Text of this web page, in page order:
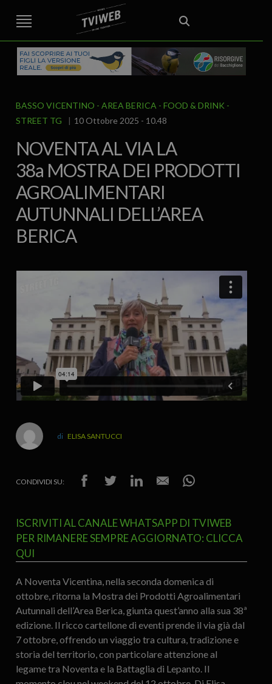
STREET TG CRONACA VENETO
VICENZA E PROVINCIA
AREA BERICA
ECONOMIA ATTUALITA’ POLITICA
EDITORIALE ITALIA E MONDO CURIOSITÀ – LIFESTYLE
CULTURA ARTE
SPORT
IL GRAFFIO FOOD & DRINK FUORIPORTA EROTICO VICENTINO
BASSO VICENTINO - AREA BERICA
FOOD & DRINK
STREET TG
10 Ottobre 2025 - 10.48
NOVENTA AL VIA LA
38a MOSTRA DEI PRODOTTI
AGROALIMENTARI
AUTUNNALI DELL’AREA
BERICA
ELISA SANTUCCI
CONDIVIDI SU:
ISCRIVITI AL CANALE WHATSAPP DI TVIWEB
PER RIMANERE SEMPRE AGGIORNATO: CLICCA
QUI
A Noventa Vicentina, nella seconda domenica di
ottobre, ritorna la Mostra dei Prodotti Agroalimentari
Autunnali dell’Area Berica, giunta quest’anno alla sua 38ª
edizione. Il ricco cartellone di eventi prende il via già dal
7 ottobre, offrendo un viaggio tra cultura, tradizione e
storia del territorio, con particolare attenzione al
legame tra Noventa e la Battaglia di Lepanto. Il